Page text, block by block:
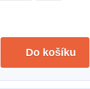
Do košíku